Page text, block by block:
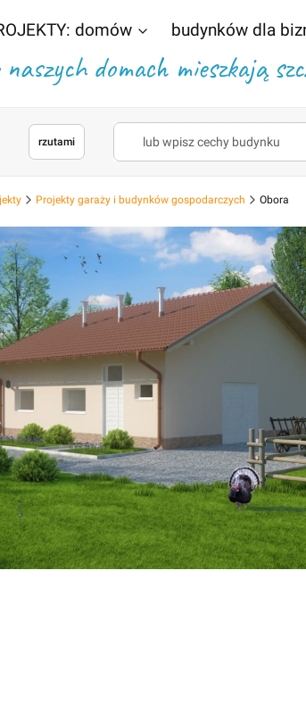
domów budynków dla
naszych domach mieszkają
rzutami
Projekty garaży i budynków gospodarczych Obora